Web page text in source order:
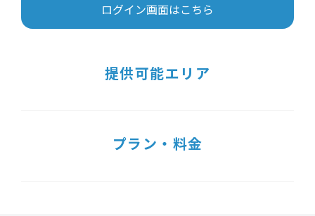
ログイン画面はこちら
提供可能エリア
プラン・料金